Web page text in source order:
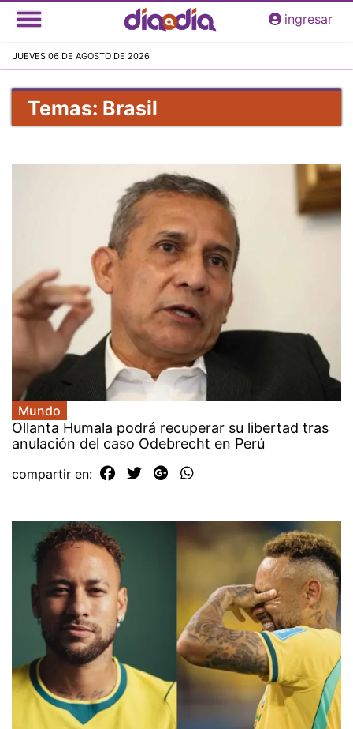
Pasar
al
principal
ingresar
JUEVES 06 DE AGOSTO DE 2026
Temas: Brasil
Mundo
Ollanta Humala podrá recuperar su libertad tras
anulación del caso Odebrecht en Perú
compartir en: